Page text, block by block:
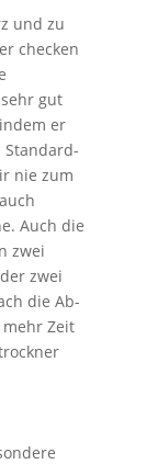
und zu
checken
gut
er
Standard-
nie zum
Auch die
zwei
zwei
die Ab-
Zeit